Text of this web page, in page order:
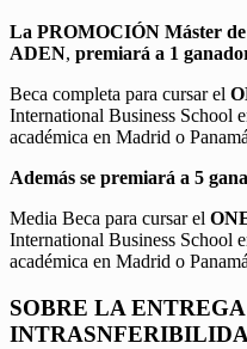
La PROMOCIÓN Máster
ADEN, premiará a 1
Beca completa para cursar el
International Business School
académica en Madrid o
Además se premiará a 5
Media Beca para cursar el
International Business School
académica en Madrid o
SOBRE LA